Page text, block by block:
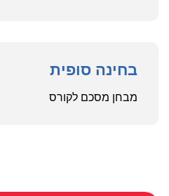
בחינה סופית
מבחן מסכם לקורס